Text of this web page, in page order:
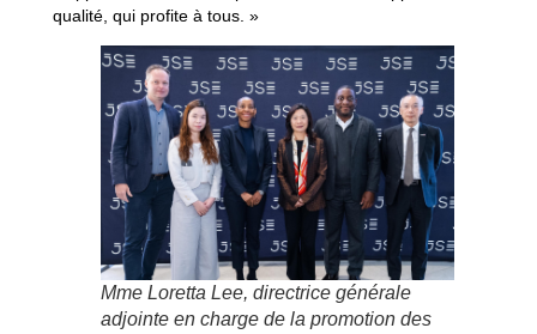
qualité, qui profite à tous. »
Mme Loretta Lee, directrice générale
adjointe en charge de la promotion des